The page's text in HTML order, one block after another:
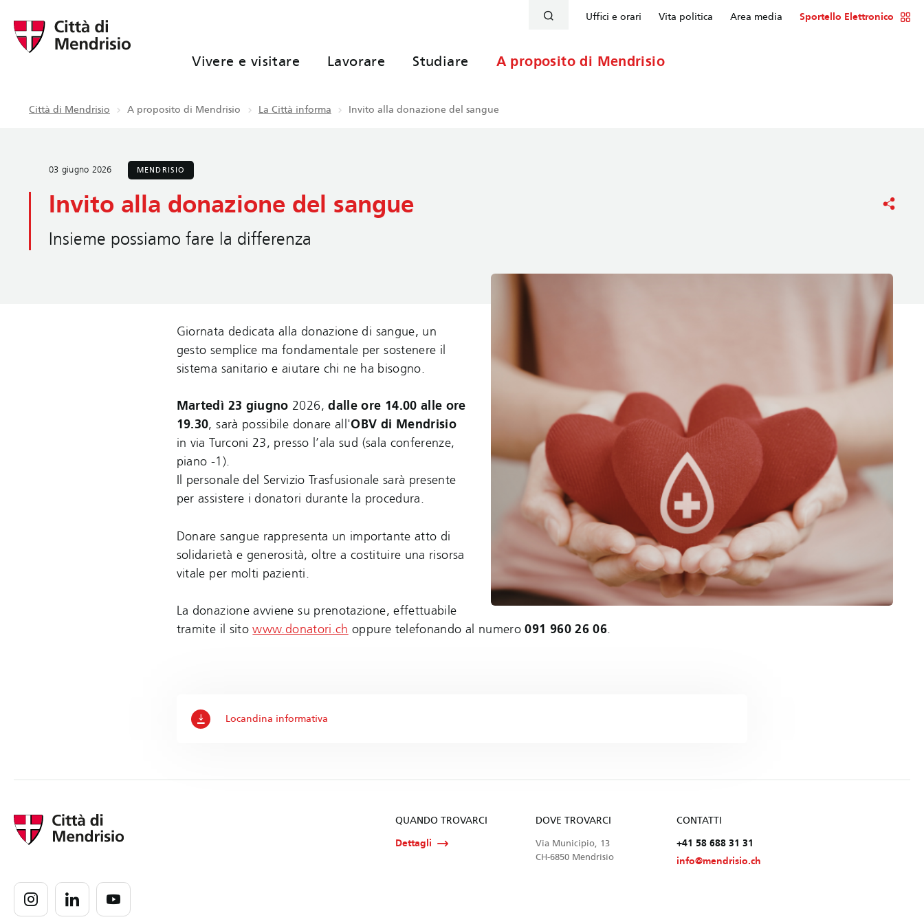
Uffici e orari Vita politica Area media Sportello Elettronico
Vivere e visitare Lavorare Studiare A proposito di Mendrisio
Città di Mendrisio A proposito di Mendrisio La Città informa Invito alla donazione del sangue
03 giugno 2026 MENDRISIO
Invito alla donazione del sangue
Insieme possiamo fare la differenza
Giornata dedicata alla donazione di sangue, un
gesto semplice ma fondamentale per sostenere il
sistema sanitario e aiutare chi ne ha bisogno.
Martedì 23 giugno 2026,dalle ore 14.00 alle ore
19.30, sarà possibile donare all'OBV di Mendrisio
in via Turconi 23, presso l’ala sud (sala conferenze,
piano -1).
Il personale del Servizio Trasfusionale sarà presente
per assistere i donatori durante la procedura.
Donare sangue rappresenta un importante atto di
solidarietà e generosità, oltre a costituire una risorsa
vitale per molti pazienti.
La donazione avviene su prenotazione, effettuabile
tramite il sitowww.donatori.ch oppure telefonando al numero091 960 26 06.
Locandina informativa
QUANDO TROVARCI
Dettagli
CONTATTI
+41 58 688 31 31
info@mendrisio.ch
DOVE TROVARCI
Via Municipio, 13
CH-6850 Mendrisio